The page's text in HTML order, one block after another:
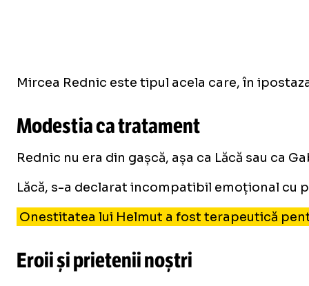
Mircea Rednic este tipul acela care, în
Modestia ca tratament
Rednic nu era din gașcă, așa ca Lăcă sau ca
Lăcă, s-a declarat incompatibil emoțional cu
Onestitatea lui Helmut a fost terapeutică
Eroii și prietenii noștri